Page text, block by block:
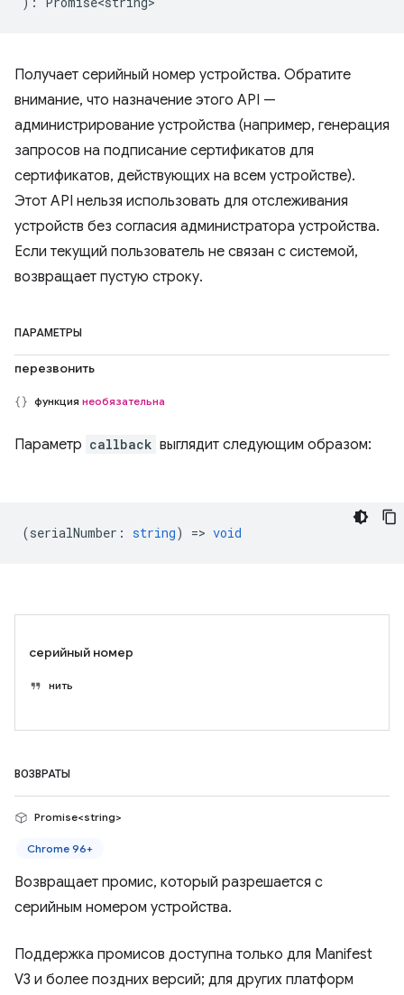
Получает серийный номер устройства. Обратите
внимание, что назначение этого API —
администрирование устройства (например, генерация
запросов на подписание сертификатов для
сертификатов, действующих на всем устройстве).
Этот API нельзя использовать для отслеживания
устройств без согласия администратора устройства.
Если текущий пользователь не связан с системой,
возвращает пустую строку.
ПАРАМЕТРЫ
перезвонить
функция необязательна
Параметр callback выглядит следующим образом:
(serialNumber : string) => void
серийный номер
нить
ВОЗВРАТЫ
Promise<string>
Chrome 96+
Возвращает промис, который разрешается с
серийным номером устройства.
Поддержка промисов доступна только для Manifest
V3 и более поздних версий; для других платформ